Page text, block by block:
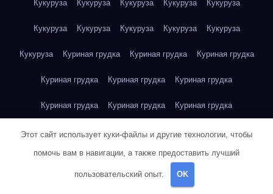
Кукуруза Кукуруза Кукуруза Кукуруза Кукуруза
Кукуруза Кукуруза Кукуруза Кукуруза Кукуруза
Кукуруза Куриная грудка Куриная грудка Куриная грудка
Куриная грудка Куриная грудка Куриная грудка
Куриная грудка Куриная грудка Куриная грудка
Куриная грудка Куриная грудка Куриная грудка
Куриная грудка Куриная грудка Куриная грудка
Этот сайт использует куки-файлы и другие технологии, чтобы
помочь вам в навигации, а также предоставить лучший
пользовательский опыт. OK